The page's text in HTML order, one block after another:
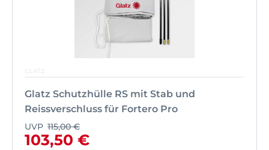
GLATZ
Glatz Schutzhülle RS mit Stab und
Reissverschluss für Fortero Pro
UVP 115,00 €
103,50 €